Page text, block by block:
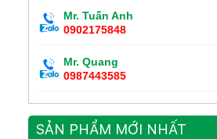
Mr. Tuấn Anh
0902175848
Mr. Quang
0987443585
SẢN PHẨM MỚI NHẤT